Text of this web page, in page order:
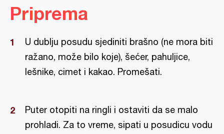
Priprema
U dublju posudu sjediniti brašno (ne mora biti
ražano, može bilo koje), šećer, pahuljice,
lešnike, cimet i kakao. Promešati.
Puter otopiti na ringli i ostaviti da se malo
prohladi. Za to vreme, sipati u posudicu vodu